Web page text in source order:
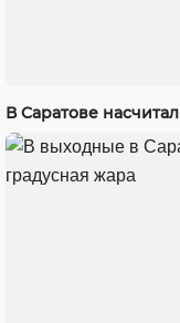
В Саратове